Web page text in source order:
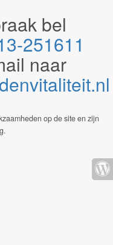
bel
251611
naar
op de site en zijn